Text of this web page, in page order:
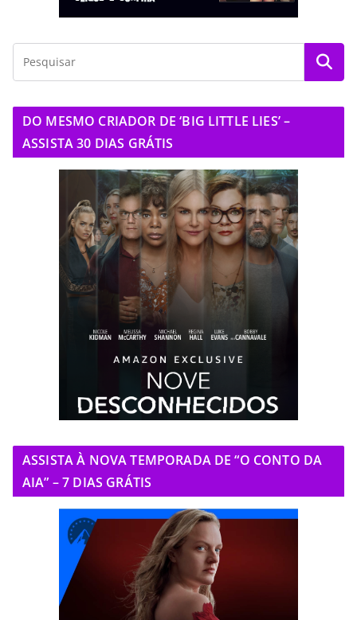
DO MESMO CRIADOR DE ‘BIG LITTLE LIES’ –
ASSISTA 30 DIAS GRÁTIS
ASSISTA À NOVA TEMPORADA DE “O CONTO DA
AIA” – 7 DIAS GRÁTIS